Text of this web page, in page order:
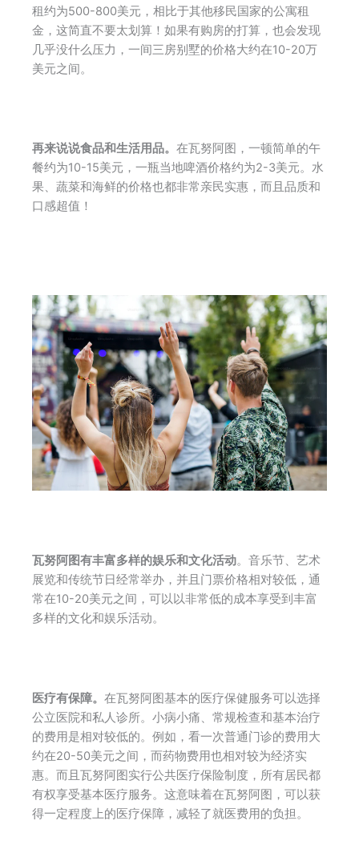
租约为500-800美元，相比于其他移民国家的公寓租
金，这简直不要太划算！如果有购房的打算，也会发现
几乎没什么压力，一间三房别墅的价格大约在10-20万
美元之间。
再来说说食品和生活用品。 在瓦努阿图，一顿简单的午
餐约为10-15美元，一瓶当地啤酒价格约为2-3美元。水
果、蔬菜和海鲜的价格也都非常亲民实惠，而且品质和
口感超值！
瓦努阿图有丰富多样的娱乐和文化活动。音乐节、艺术
展览和传统节日经常举办，并且门票价格相对较低，通
常在10-20美元之间，可以以非常低的成本享受到丰富
多样的文化和娱乐活动。
医疗有保障。 在瓦努阿图基本的医疗保健服务可以选择
公立医院和私人诊所。小病小痛、常规检查和基本治疗
的费用是相对较低的。例如，看一次普通门诊的费用大
约在20-50美元之间，而药物费用也相对较为经济实
惠。而且瓦努阿图实行公共医疗保险制度，所有居民都
有权享受基本医疗服务。这意味着在瓦努阿图，可以获
得一定程度上的医疗保障，减轻了就医费用的负担。